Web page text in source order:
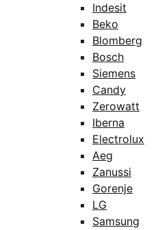
Indesit
Beko
Blomberg
Bosch
Siemens
Candy
Zerowatt
Iberna
Electrolux
Aeg
Zanussi
Gorenje
LG
Samsung